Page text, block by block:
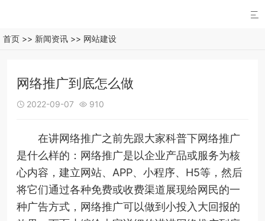

首页 >> 新闻资讯 >> 网站建设
网络推广到底怎么做
 2022-09-07  910
在讲网络推广之前先跟大家科普下网络推广
是什么样的：网络推广是以企业产品或服务为核
心内容，建立网站、APP、小程序、H5等，然后
将它们通过各种免费或收费渠道展现给网民的一
种广告方式，网络推广可以做到小投入大回报的